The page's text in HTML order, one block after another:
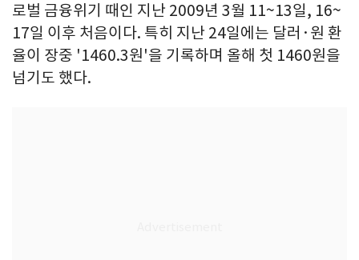
로벌 금융위기 때인 지난 2009년 3월 11~13일, 16~
17일 이후 처음이다. 특히 지난 24일에는 달러·원 환
율이 장중 '1460.3원'을 기록하며 올해 첫 1460원을
넘기도 했다.